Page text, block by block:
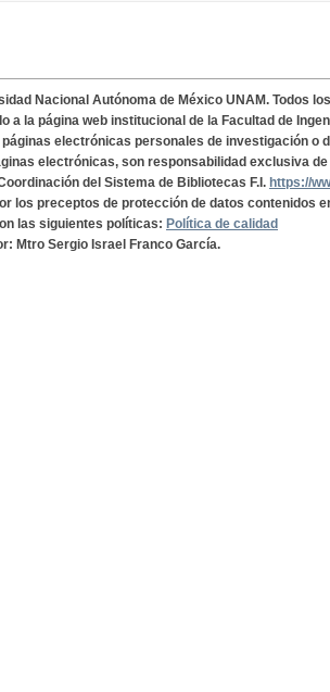
Nacional Autónoma de México UNAM. Todos
a la página web institucional de la Facultad de
electrónicas personales de investigación o
electrónicas, son responsabilidad exclusiva
del Sistema de Bibliotecas F.I. https://
los preceptos de protección de datos contenidos
las siguientes políticas: Política de calidad
Mtro Sergio Israel Franco García.